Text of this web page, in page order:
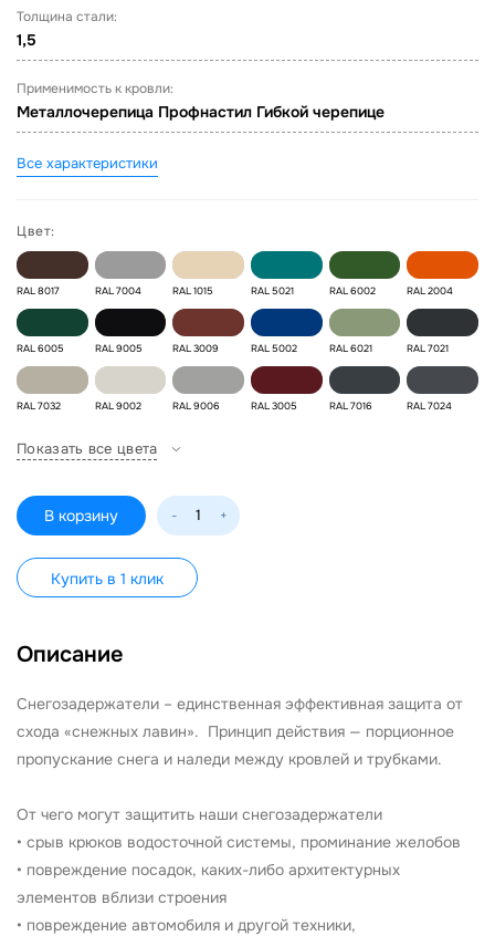
Толщина стали:
1,5
Применимость к кровли:
Металлочерепица Профнастил Гибкой черепице
Все характеристики
Цвет:
RAL 8017 RAL 7004 RAL 1015 RAL 5021 RAL 6002 RAL 2004
RAL 6005 RAL 9005 RAL 3009 RAL 5002 RAL 6021 RAL 7021
RAL 7032 RAL 9002 RAL 9006 RAL 3005 RAL 7016 RAL 7024
Показать все цвета
В корзину - +
Купить в 1 клик
Описание
Снегозадержатели – единственная эффективная защита от
схода «снежных лавин». Принцип действия — порционное
пропускание снега и наледи между кровлей и трубками.
От чего могут защитить наши снегозадержатели
• срыв крюков водосточной системы, проминание желобов
• повреждение посадок, каких-либо архитектурных
элементов вблизи строения
• повреждение автомобиля и другой техники,